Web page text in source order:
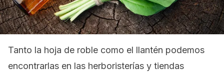
Tanto la hoja de roble como el llantén podemos
encontrarlas en las herboristerías y tiendas